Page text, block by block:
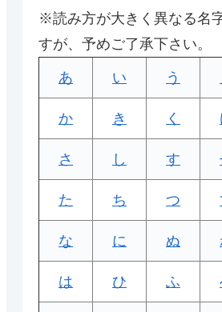
※読み方が大きく異なる名
すが、予めご了承下さい。
あ い う
か き く
さ し す
た ち つ
な に ぬ
は ひ ふ